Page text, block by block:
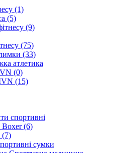
(1)
(5)
(9)
(75)
(33)
атлетика
(0)
IVN (15)
спортивні
Boxer (6)
(7)
сумки